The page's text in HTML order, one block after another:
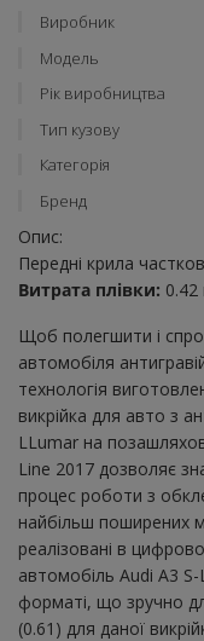
Виробник
Модель
Рік виробництва
Тип кузову
Категорія
Бренд
Опис:
Передні крила
Витрата плівки: 0.42
Щоб полегшити і
автомобіля
технологія
викрійка для авто з
LLumar на
Line 2017 дозволяє
процес роботи з
найбільш поширених
реалізовані в
автомобіль Audi A3
форматі, що зручно
(0.61) для даної